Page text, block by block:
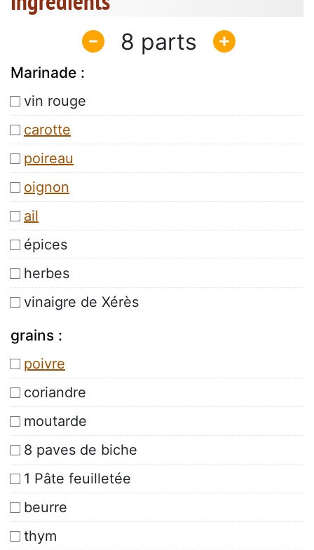
8
Marinade :
vin rouge 
carotte
poireau
oignon
ail
épices 
herbes 
vinaigre de Xérès 
grains :
poivre
coriandre
moutarde
8 paves de biche
1 Pâte feuilletée
beurre 
thym